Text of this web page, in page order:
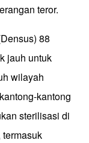
teror.
88
jauh untuk
wilayah
kantong
sterilisasi di